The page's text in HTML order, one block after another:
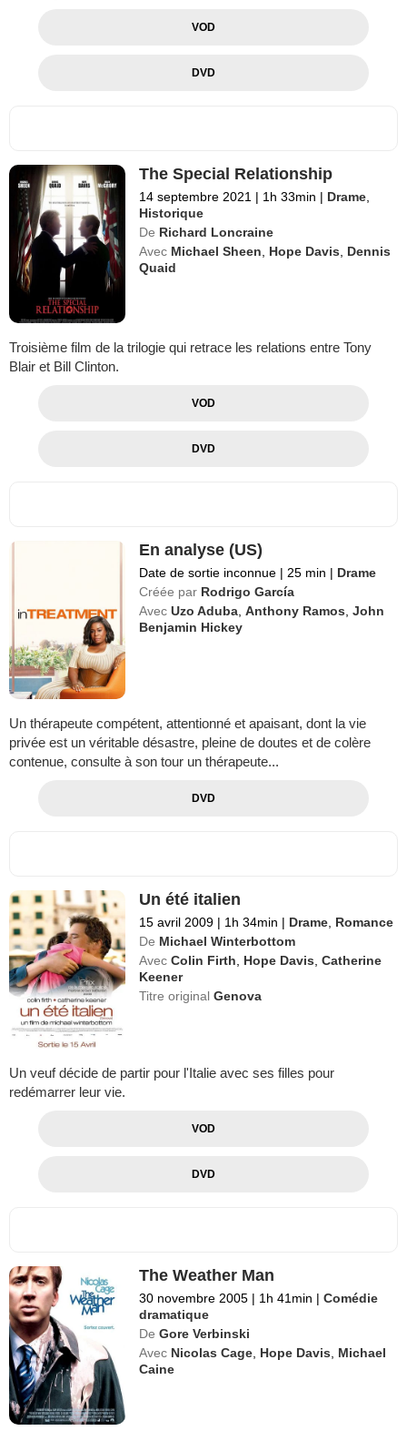
VOD
DVD
The Special Relationship
14 septembre 2021 | 1h 33min | Drame
Historique
De Richard Loncraine
Avec Michael Sheen Hope Davis
Dennis
Quaid
Troisième film de la trilogie qui retrace les relations entre Tony
Blair et Bill Clinton.
VOD
DVD
En analyse (US)
Date de sortie inconnue | 25 min | Drame
Créée par Rodrigo García
Avec Uzo Aduba ,Anthony Ramos ,John
Benjamin Hickey
Un thérapeute compétent, attentionné et apaisant, dont la vie
privée est un véritable désastre, pleine de doutes et de colère
contenue, consulte à son tour un thérapeute...
DVD
Un été italien
15 avril 2009 | 1h 34min | Drame Romance
De Michael Winterbottom
Avec Colin Firth Hope Davis ,Catherine
Keener
Titre originalGenova
Un veuf décide de partir pour l'Italie avec ses filles pour
redémarrer leur vie.
VOD
DVD
The Weather Man
30 novembre 2005 | 1h 41min | Comédie
dramatique
De Gore Verbinski
Avec Nicolas Cage Hope Davis
Michael
Caine